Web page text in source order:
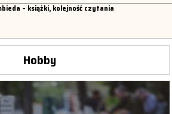
– książki, kolejność czytania
Hobby